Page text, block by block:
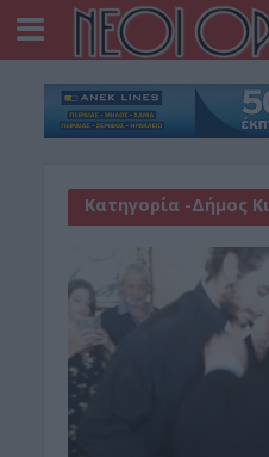
Κατηγορία -Δήμος